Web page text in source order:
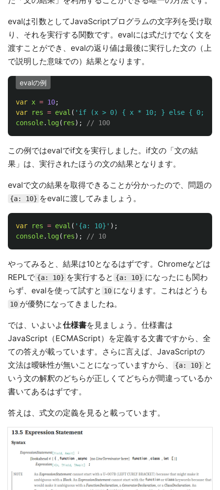
evalは引数としてJavaScriptプログラムの文字列を受け取
り、それを実行する関数です。evalには式だけでなく文を
渡すことができ、evalの返り値は最後に実行した文の（上
で説明した意味での）結果となります。
evalの例
var x = 10;
var
res = eval ( ' if (x > 0) { x * 10; } else { 0; }
console. log( res); // 100
この例ではevalでif文を実行しました。if文の「文の結
果」は、実行されたほうの文の結果となります。
evalで文の結果を取得できることが分かったので、問題の
{a: 10} をevalに渡してみましょう。
var res = eval ( ' {a: 10} ' );
console. log( res); // 10
やってみると、結果は10となるはずです。Chromeなどは
REPLで {a: 10} を実行すると {a: 10} になったにも関わ
らず、evalを使って試すと 10 になります。これはどうも
10 が優勢になってきましたね。
では、いよいよ仕様書を見ましょう。仕様書は
JavaScript（ECMAScript）を定義する文書ですから、全
ての答えが載っています。さらに言えば、JavaScriptの
文法は曖昧性が無いことになっていますから、
{a: 10} と
いう文の解釈のどちらが正しくてどちらが間違っているか
書いてあるはずです。
答えは、式文の定義を見ると載っています。